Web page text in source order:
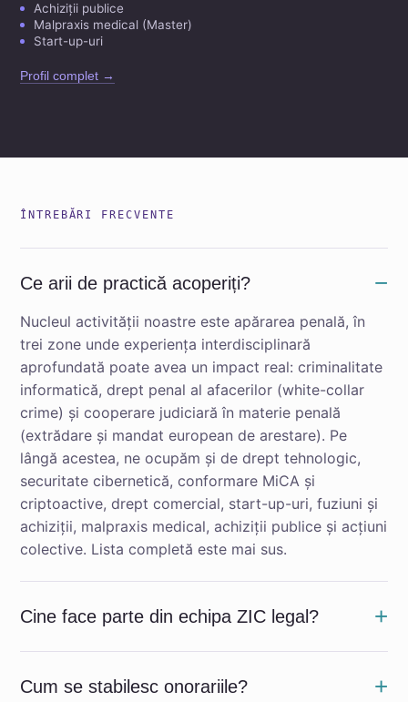
Achiziții publice
Malpraxis medical (Master)
Start-up-uri
Profil complet →
ÎNTREBĂRI FRECVENTE
Ce arii de practică acoperiți?
Nucleul activității noastre este apărarea penală, în
trei zone unde experiența interdisciplinară
aprofundată poate avea un impact real: criminalitate
informatică, drept penal al afacerilor (white-collar
crime) și cooperare judiciară în materie penală
(extrădare și mandat european de arestare). Pe
lângă acestea, ne ocupăm și de drept tehnologic,
securitate cibernetică, conformare MiCA și
criptoactive, drept comercial, start-up-uri, fuziuni și
achiziții, malpraxis medical, achiziții publice și acțiuni
colective. Lista completă este mai sus.
Cine face parte din echipa ZIC legal?
Cum se stabilesc onorariile?